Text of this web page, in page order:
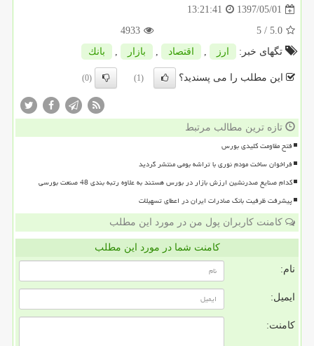
1397/05/01
13:21:41
5.0
/ 5
4933
تگهای خبر:
ارز , اقتصاد , بازار , بانك
این مطلب را می پسندید؟ (1)
(0)
تازه ترین مطالب مرتبط
فتح مقاومت کلیدی بورس
فراخوان ساخت مودم نوری با تراشه بومی منتشر گردید
کدام صنایع صدرنشین ارزش بازار در بورس هستند به علاوه رتبه بندی 48 صنعت بورسی
پیشرفت ظرفیت بانک صادرات ایران در اعطای تسهیلات
کامنت کاربران پول من در مورد این مطلب
کامنت شما در مورد این مطلب
نام:
ایمیل:
کامنت: